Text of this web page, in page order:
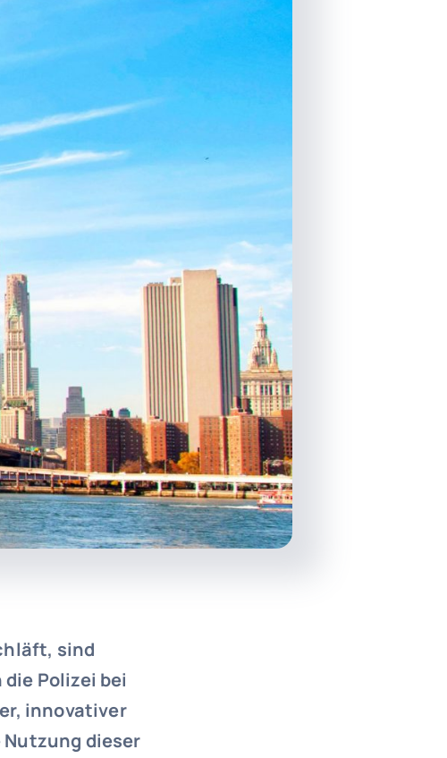
sind
Polizei bei
innovativer
dieser